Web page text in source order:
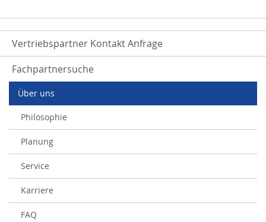
Vertriebspartner Kontakt Anfrage
Fachpartnersuche
Über uns
Philosophie
Planung
Service
Karriere
FAQ